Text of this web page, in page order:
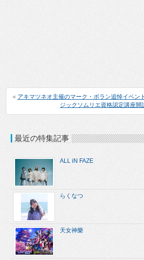
« アキマツネオ主催のマーク・ボラン追悼イベン
ジックソムリエ資格認定講座開
最近の特集記事
ALL iN FAZE
らくなつ
天女神樂